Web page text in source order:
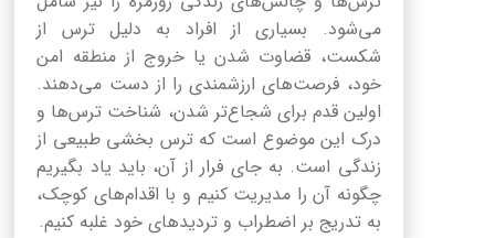
می‌شود. بسیاری از افراد به دلیل ترس از
شکست، قضاوت شدن یا خروج از منطقه امن
خود، فرصت‌های ارزشمندی را از دست می‌دهند.
اولین قدم برای شجاع‌تر شدن، شناخت ترس‌ها و
درک این موضوع است که ترس بخشی طبیعی از
زندگی است. به جای فرار از آن، باید یاد بگیریم
چگونه آن را مدیریت کنیم و با اقدام‌های کوچک،
به تدریج بر اضطراب و تردیدهای خود غلبه کنیم.